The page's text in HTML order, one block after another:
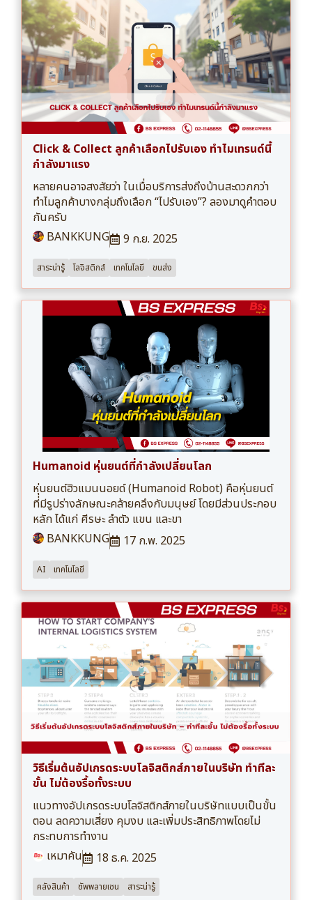
Click & Collect ลูกค้าเลือกไปรับเอง ทำไมเทรนด์นี้
กำลังมาแรง
หลายคนอาจสงสัยว่า ในเมื่อบริการส่งถึงบ้านสะดวกกว่า
ทำไมลูกค้าบางกลุ่มถึงเลือก “ไปรับเอง”? ลองมาดูคำตอบ
กันครับ
BANKKUNG
9 ก.ย. 2025
สาระน่ารู้ โลจิสติกส์ เทคโนโลยี ขนส่ง
Humanoid หุ่นยนต์ที่กำลังเปลี่ยนโลก
หุ่นยนต์ฮิวแมนนอยด์ (Humanoid Robot) คือหุ่นยนต์
ที่มีรูปร่างลักษณะคล้ายคลึงกับมนุษย์ โดยมีส่วนประกอบ
หลัก ได้แก่ ศีรษะ ลำตัว แขน และขา
BANKKUNG
17 ก.พ. 2025
AI เทคโนโลยี
วิธีเริ่มต้นอัปเกรดระบบโลจิสติกส์ภายในบริษัท ทำทีละ
ขั้น ไม่ต้องรื้อทั้งระบบ
แนวทางอัปเกรดระบบโลจิสติกส์ภายในบริษัทแบบเป็นขั้น
ตอน ลดความเสี่ยง คุมงบ และเพิ่มประสิทธิภาพโดยไม่
กระทบการทำงาน
เหมาคัน
18 ธ.ค. 2025
คลังสินค้า ซัพพลายเชน สาระน่ารู้